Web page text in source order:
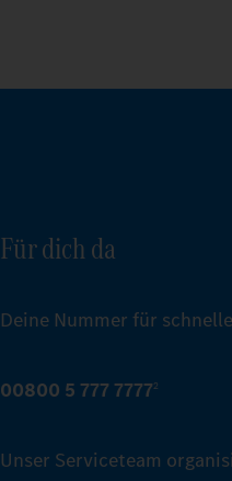
Für dich da
Deine Nummer für
00800 5 777 77772
Unser Serviceteam